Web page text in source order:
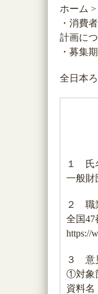
ホーム
・消費
計画に
・募集
全日本
１ 氏
一般
２ 職
全国
https://
３ 意
①対象
資料名